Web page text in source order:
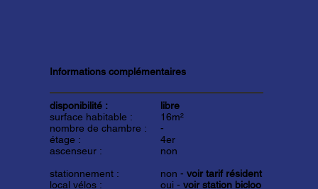
Informations complémentaires
disponibilité :
surface habitable :
nombre de chambre :
étage :
ascenseur :
stationnement :
local vélos :
libre
16m²
-
4er
non
non - voir tarif résident
oui - voir station bicloo